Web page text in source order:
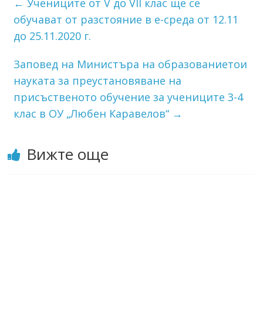
обучават от разстояние в е-среда от 12.11
до 25.11.2020 г.
Заповед на Министъра на образованиетои
науката за преустановяване на
присъственото обучение за учениците 3-4
клас в ОУ „Любен Каравелов“ →
Вижте още